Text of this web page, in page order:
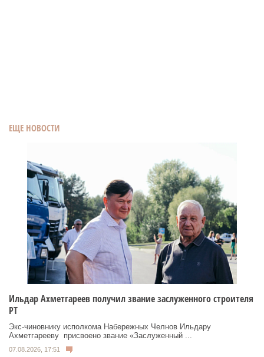
ЕЩЕ НОВОСТИ
Ильдар Ахметгареев получил звание заслуженного строителя
РТ
Экс‑чиновнику исполкома Набережных Челнов Ильдару
Ахметгарееву присвоено звание «Заслуженный ...
07.08.2026, 17:51